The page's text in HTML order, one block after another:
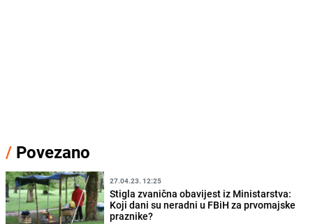
/ Povezano
27.04.23. 12:25
Stigla zvanična obavijest iz Ministarstva:
Koji dani su neradni u FBiH za prvomajske
praznike?